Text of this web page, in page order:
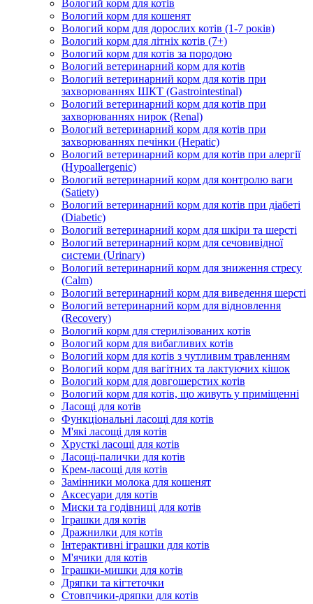
Вологий корм для котів
Вологий корм для кошенят
Вологий корм для дорослих котів (1-7 років)
Вологий корм для літніх котів (7+)
Вологий корм для котів за породою
Вологий ветеринарний корм для котів
Вологий ветеринарний корм для котів при
захворюваннях ШКТ (Gastrointestinal)
Вологий ветеринарний корм для котів при
захворюваннях нирок (Renal)
Вологий ветеринарний корм для котів при
захворюваннях печінки (Hepatic)
Вологий ветеринарний корм для котів при алергії
(Hypoallergenic)
Вологий ветеринарний корм для контролю ваги
(Satiety)
Вологий ветеринарний корм для котів при діабеті
(Diabetic)
Вологий ветеринарний корм для шкіри та шерсті
Вологий ветеринарний корм для сечовивідної
системи (Urinary)
Вологий ветеринарний корм для зниження стресу
(Calm)
Вологий ветеринарний корм для виведення шерсті
Вологий ветеринарний корм для відновлення
(Recovery)
Вологий корм для стерилізованих котів
Вологий корм для вибагливих котів
Вологий корм для котів з чутливим травленням
Вологий корм для вагітних та лактуючих кішок
Вологий корм для довгошерстих котів
Вологий корм для котів, що живуть у приміщенні
Ласощі для котів
Функціональні ласощі для котів
М'які ласощі для котів
Хрусткі ласощі для котів
Ласощі-палички для котів
Крем-ласощі для котів
Замінники молока для кошенят
Аксесуари для котів
Миски та годівниці для котів
Іграшки для котів
Дражнилки для котів
Інтерактивні іграшки для котів
М'ячики для котів
Іграшки-мишки для котів
Дряпки та кігтеточки
Стовпчики-дряпки для котів